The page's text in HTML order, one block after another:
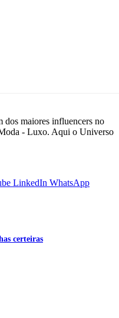
maiores influencers no
- Luxo. Aqui o Universo
LinkedIn WhatsApp
certeiras